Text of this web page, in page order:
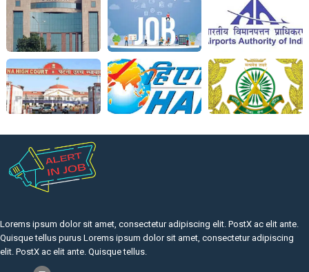
Lorems ipsum dolor sit amet, consectetur adipiscing elit. PostX ac elit ante.
Quisque tellus purus Lorems ipsum dolor sit amet, consectetur adipiscing
elit. PostX ac elit ante. Quisque tellus.